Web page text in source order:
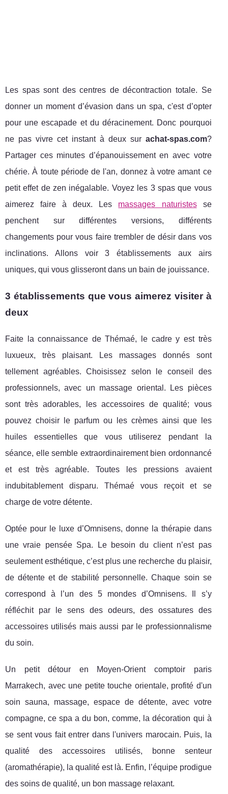
Les spas sont des centres de décontraction totale. Se
donner un moment d’évasion dans un spa, c'est d’opter
pour une escapade et du déracinement. Donc pourquoi
ne pas vivre cet instant à deux sur achat-spas.com?
Partager ces minutes d’épanouissement en avec votre
chérie. À toute période de l'an, donnez à votre amant ce
petit effet de zen inégalable. Voyez les 3 spas que vous
aimerez faire à deux. Les massages naturistesse
penchent sur différentes versions, différents
changements pour vous faire trembler de désir dans vos
inclinations. Allons voir 3 établissements aux airs
uniques, qui vous glisseront dans un bain de jouissance.
3 établissements que vous aimerez visiter à
deux
Faite la connaissance de Thémaé, le cadre y est très
luxueux, très plaisant. Les massages donnés sont
tellement agréables. Choisissez selon le conseil des
professionnels, avec un massage oriental. Les pièces
sont très adorables, les accessoires de qualité; vous
pouvez choisir le parfum ou les crèmes ainsi que les
huiles essentielles que vous utiliserez pendant la
séance, elle semble extraordinairement bien ordonnancé
et est très agréable. Toutes les pressions avaient
indubitablement disparu. Thémaé vous reçoit et se
charge de votre détente.
Optée pour le luxe d’Omnisens, donne la thérapie dans
une vraie pensée Spa. Le besoin du client n’est pas
seulement esthétique, c’est plus une recherche du plaisir,
de détente et de stabilité personnelle. Chaque soin se
correspond à l’un des 5 mondes d’Omnisens. Il s’y
réfléchit par le sens des odeurs, des ossatures des
accessoires utilisés mais aussi par le professionnalisme
du soin.
Un petit détour en Moyen-Orient comptoir paris
Marrakech, avec une petite touche orientale, profité d'un
soin sauna, massage, espace de détente, avec votre
compagne, ce spa a du bon, comme, la décoration qui à
se sent vous fait entrer dans l'univers marocain. Puis, la
qualité des accessoires utilisés, bonne senteur
(aromathérapie), la qualité est là. Enfin, l’équipe prodigue
des soins de qualité, un bon massage relaxant.